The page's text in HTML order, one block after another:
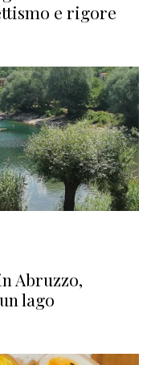
e rigore
Abruzzo,
lago